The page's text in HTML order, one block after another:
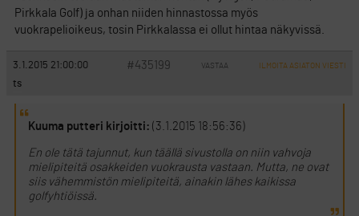
Pirkkala Golf) ja onhan niiden hinnastossa myös
vuokrapelioikeus, tosin Pirkkalassa ei ollut hintaa näkyvissä.
3.1.2015 21:00:00 #435199 VASTAA ILMOITA ASIATON VIESTI
ts
Kuuma putteri kirjoitti: (3.1.2015 18:56:36)
En ole tätä tajunnut, kun täällä sivustolla on niin vahvoja
mielipiteitä osakkeiden vuokrausta vastaan. Mutta, ne ovat
siis vähemmistön mielipiteitä, ainakin lähes kaikissa
golfyhtiöissä.